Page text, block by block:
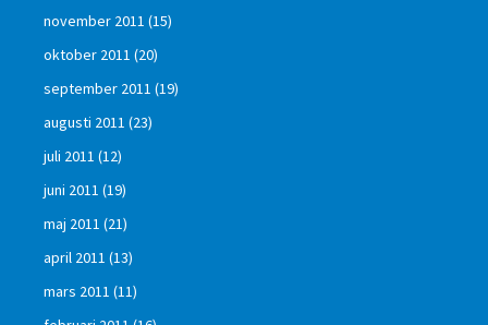
november 2011 (15)
oktober 2011 (20)
september 2011 (19)
augusti 2011 (23)
juli 2011 (12)
juni 2011 (19)
maj 2011 (21)
april 2011 (13)
mars 2011 (11)